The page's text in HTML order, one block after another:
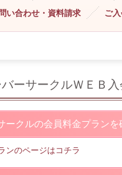
い合わせ・資料請求 ご
ーサークルＷＥＢ
ークルの会員料金プランを
ンのページはコチラ